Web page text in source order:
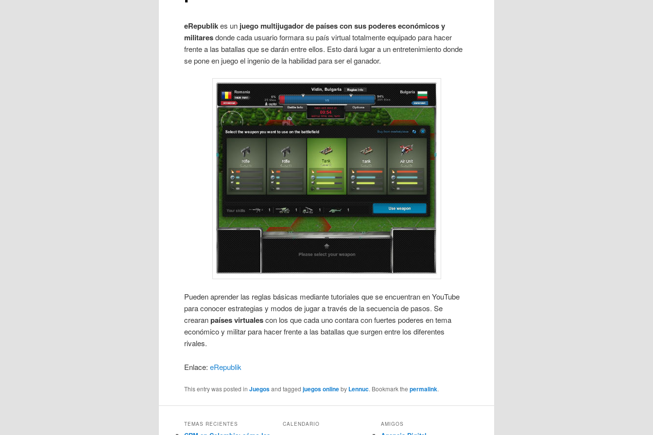
eRepublikes un juego multijugador de países con sus poderes económicos y
militaresdonde cada usuario formara su país virtual totalmente equipado para hacer
frente a las batallas que se darán entre ellos. Esto dará lugar a un entretenimiento donde
se pone en juego el ingenio de la habilidad para ser el ganador.
Pueden aprender las reglas básicas mediante tutoriales que se encuentran en YouTube
para conocer estrategias y modos de jugar a través de la secuencia de pasos. Se
crearanpaíses virtualescon los que cada uno contara con fuertes poderes en tema
económico y militar para hacer frente a las batallas que surgen entre los diferentes
rivales.
Enlace:eRepublik
This entry was posted inJuegosand taggedjuegos onlineby Lennuc. Bookmark thepermalink.
TEMAS RECIENTES CALENDARIO AMIGOS